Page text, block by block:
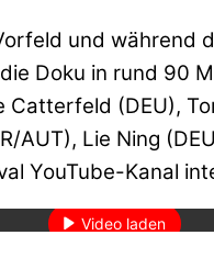
und
Doku in rund 90
Catterfeld (DEU),
Lie Ning
YouTube-Kanal
akzeptieren Sie die
Mehr erfahren
Video laden